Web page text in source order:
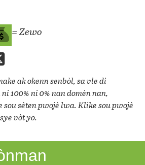
= Zewo
ak okenn senbòl, sa vle di
100% ni 0% nan domèn nan,
sou sèten pwojè lwa. Klike sou pwojè
vòt yo.